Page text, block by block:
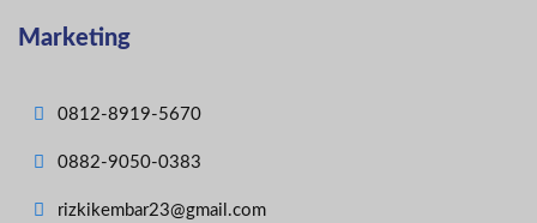
Marketing
0812-8919-5670
0882-9050-0383
rizkikembar23@gmail.com